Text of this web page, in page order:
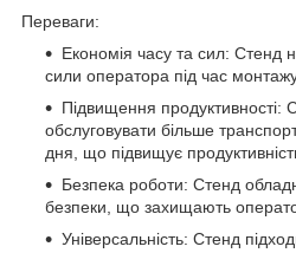
Переваги:
Економія часу та сил: Стенд
сили оператора під час
Підвищення продуктивності:
обслуговувати більше
дня, що підвищує
Безпека роботи: Стенд
безпеки, що захищають
Універсальність: Стенд